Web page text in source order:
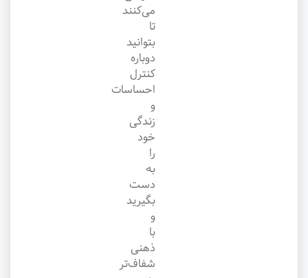
می‌کنند
تا
بتوانید
دوباره
کنترل
احساسات
و
زندگی
خود
را
به
دست
بگیرید
و
با
ذهنی
شفاف‌تر